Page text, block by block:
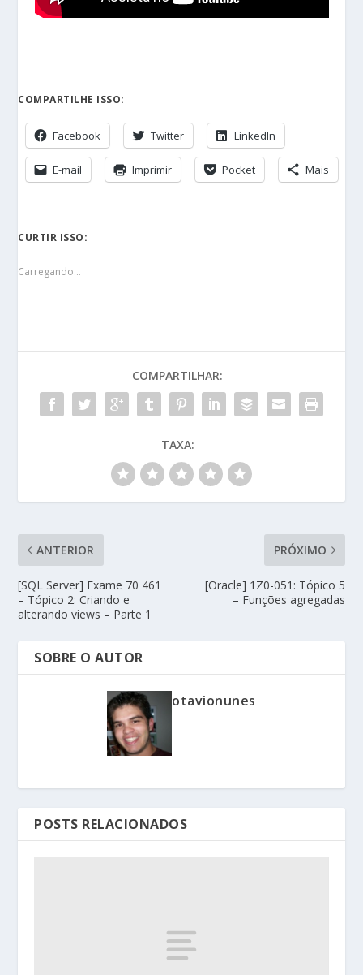
COMPARTILHE ISSO:
Facebook Twitter LinkedIn
E-mail Imprimir Pocket Mais
CURTIR ISSO:
Carregando...
COMPARTILHAR:
TAXA:
ANTERIOR
[SQL Server] Exame 70 461
– Tópico 2: Criando e
alterando views – Parte 1
PRÓXIMO
[Oracle] 1Z0-051: Tópico 5
– Funções agregadas
SOBRE O AUTOR
otavionunes
POSTS RELACIONADOS